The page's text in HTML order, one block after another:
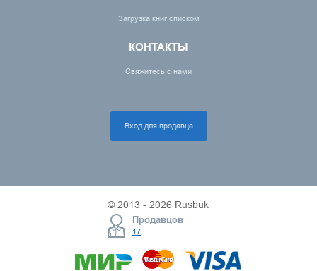
Загрузка книг списком
КОНТАКТЫ
Свяжитесь с нами
Вход для продавца
© 2013 - 2026 Rusbuk
Продавцов
17